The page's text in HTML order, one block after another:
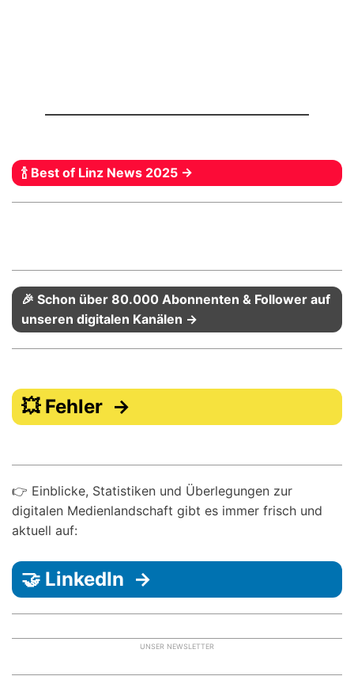
🍾 Best of Linz News 2025 →
🎉 Schon über 80.000 Abonnenten & Follower auf
unseren digitalen Kanälen →
💥 Fehler →
👉 Einblicke, Statistiken und Überlegungen zur
digitalen Medienlandschaft gibt es immer frisch und
aktuell auf:
🤝 LinkedIn →
UNSER NEWSLETTER